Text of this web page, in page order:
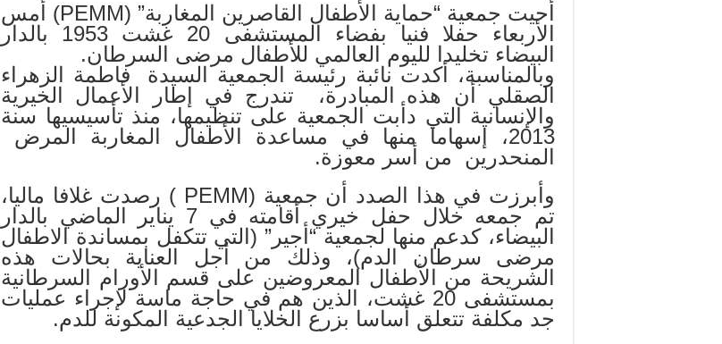
أحيت جمعية “حماية الأطفال القاصرين المغاربة” (PEMM) أمس
الأربعاء حفلا فنيا بفضاء المستشفى 20 غشت 1953 بالدار
البيضاء تخليدا لليوم العالمي للأطفال مرضى السرطان.
وبالمناسبة، أكدت نائبة رئيسة الجمعية السيدة فاطمة الزهراء
الصقلي أن هذه المبادرة، تندرج في إطار الأعمال الخيرية
والإنسانية التي دأبت الجمعية على تنظيمها، منذ تأسيسيها سنة
2013، إسهاما منها في مساعدة الأطفال المغاربة المرض
المنحدرين من أسر معوزة.
وأبرزت في هذا الصدد أن جمعية (PEMM ) رصدت غلافا ماليا،
تم جمعه خلال حفل خيري أقامته في 7 يناير الماضي بالدار
البيضاء، كدعم منها لجمعية “أجير” (التي تتكفل بمساندة الاطفال
مرضى سرطان الدم)، وذلك من أجل العناية بحالات هذه
الشريحة من الأطفال المعروضين على قسم الأورام السرطانية
بمستشفى 20 غشت، الذين هم في حاجة ماسة لإجراء عمليات
جد مكلفة تتعلق أساسا بزرع الخلايا الجدعية المكونة للدم.